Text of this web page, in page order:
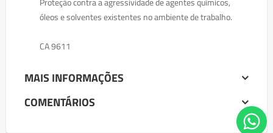
óleos e solventes existentes no ambiente de trabalho.
CA 9611
MAIS INFORMAÇÕES
COMENTÁRIOS